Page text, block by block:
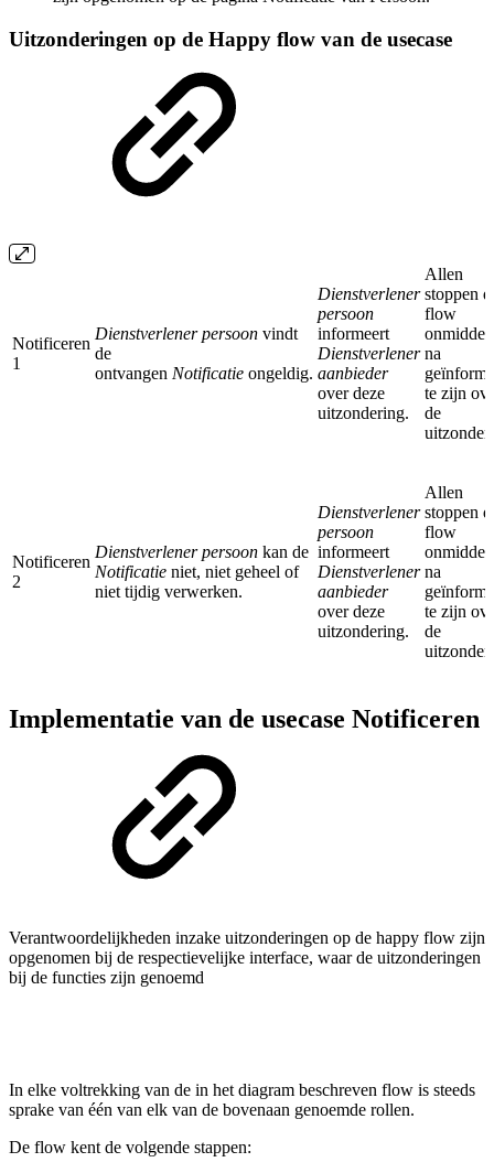
Uitzonderingen op de Happy flow van de usecase
Notificeren
1
Dienstverlener persoon vindt
de
ontvangen Notificatie ongeldig.
Dienstverlener
persoon
informeert
Dienstverlener
aanbieder
over deze
uitzondering.
Allen
stoppen
flow
na
te zijn
de
Notificeren
2
Dienstverlener persoon kan de
Notificatie niet, niet geheel of
niet tijdig verwerken.
Dienstverlener
persoon
informeert
Dienstverlener
aanbieder
over deze
uitzondering.
Allen
stoppen
flow
na
te zijn
de
Implementatie van de usecase Notificeren
Verantwoordelijkheden inzake uitzonderingen op de happy flow zijn
opgenomen bij de respectievelijke interface, waar de uitzonderingen
bij de functies zijn genoemd
In elke voltrekking van de in het diagram beschreven flow is steeds
sprake van één van elk van de bovenaan genoemde rollen.
De flow kent de volgende stappen: